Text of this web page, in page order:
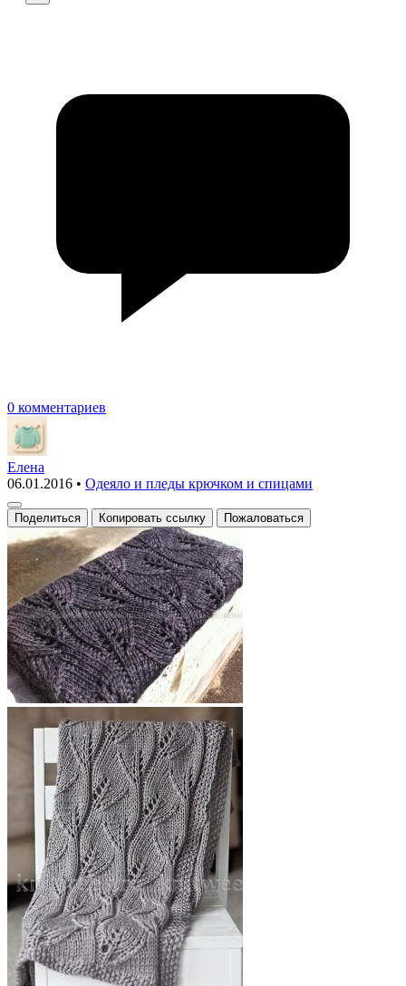
0 комментариев
Елена
06.01.2016 • Одеяло и пледы крючком и спицами
Поделиться Копировать ссылку Пожаловаться